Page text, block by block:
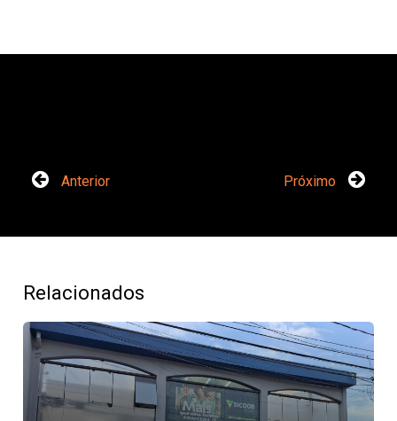
Anterior Próximo
Relacionados